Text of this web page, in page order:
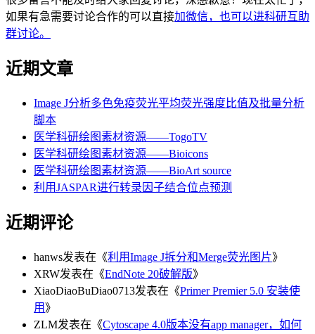
如果有急需要讨论合作的可以直接加微信，也可以进科研互助
群讨论。
近期文章
Image J分析多色免疫荧光平均荧光强度比值及批量分析
脚本
医学科研绘图素材资源——TogoTV
医学科研绘图素材资源——Bioicons
医学科研绘图素材资源——BioArt source
利用JASPAR进行转录因子结合位点预测
近期评论
hanws发表在《利用Image J拆分和Merge荧光图片》
XRW发表在《EndNote 20破解版》
XiaoDiaoBuDiao0713发表在《Primer Premier 5.0 安装使
用 》
ZLM发表在《Cytoscape 4.0版本没有app manager，如何